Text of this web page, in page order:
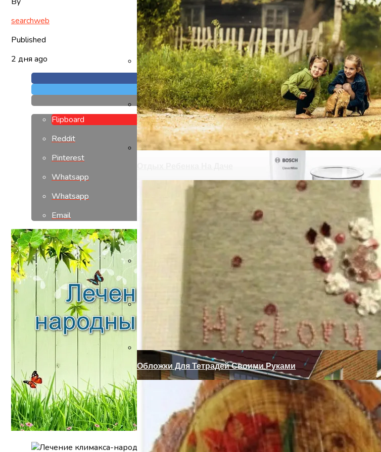
Чукчи И Их Предки
Мобильный Телефон В СССР
Ремонт Квартир Под Ключ В Москве И Области
Нужен Ли Блендер На Кухне?
Обложки Для Тетрадей Своими Руками
searchweb
Published
2 дня ago
Flipboard
Reddit
Pinterest
Whatsapp
Whatsapp
Email